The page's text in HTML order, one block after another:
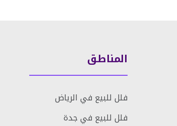
المناطق
فلل للبيع في الرياض
فلل للبيع في جدة